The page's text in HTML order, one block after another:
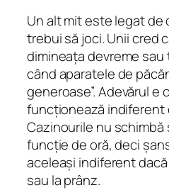
Un alt mit este legat de
trebui să joci. Unii cred
dimineața devreme
când aparatele de
generoase”. Adevărul e
funcționează indiferent
Cazinourile nu
funcție de oră, deci
aceleași indiferent
sau la prânz.